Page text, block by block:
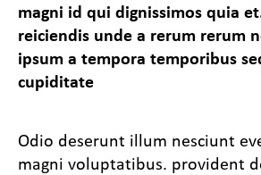
magni id qui dignissimos quia
reiciendis unde a rerum rerum
ipsum a tempora temporibus
cupiditate
Odio deserunt illum nesciunt
magni voluptatibus. provident